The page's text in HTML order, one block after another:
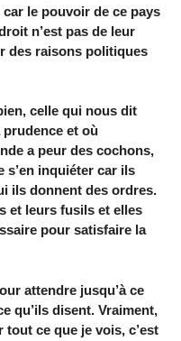
le pouvoir de ce pays
n’est pas de leur
des raisons politiques
celle qui nous dit
et où
a peur des cochons,
s’en inquiéter car ils
ils donnent des ordres.
et leurs fusils et elles
pour satisfaire la
attendre jusqu’à ce
qu’ils disent. Vraiment,
tout ce que je vois, c’est